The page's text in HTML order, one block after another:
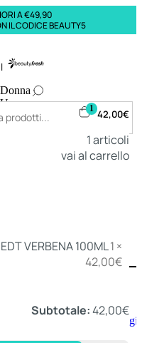
A €49,90
IL CODICE BEAUTY5
Donna
Deo
Aggiungi
1 42,00€
1articoli
vai al carrello
VERBENA 100ML1 ×
42,00€
Subtotale:42,00€